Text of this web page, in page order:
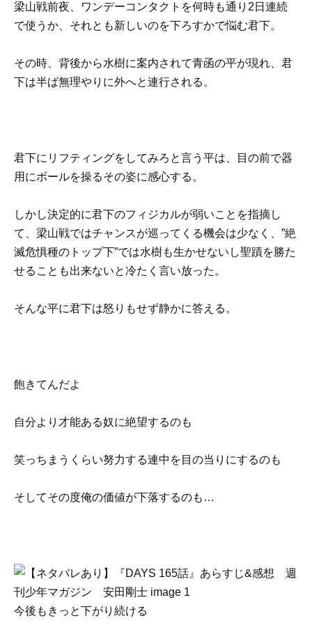
梁山戦前夜、ワンデーコンタクトを何時も通り2日連続
で使うか、それとも新しいのを下ろすかで悩む君下。
その時、背後から水樹に案内されて青函の平が現れ、君
下は半ば無理やりに外へと連行される。
君下にリフティングをしてみろと言う平は、目の前で器
用にボールを操るその姿に感心する。
しかし決定的に君下のフィジカルが弱いことを指摘し
て、梁山戦ではチャンスが巡ってくる機会は少なく、”絶
滅危惧種のトップ下”では水樹も生かせないし聖蹟を勝た
せることも出来ないと冷たく言い放った。
そんな平に君下は怒りもせず静かに答える。
飽きてんだよ
自分より才能ある奴に絶望するのも
笑っちまうくらい努力する連中を目の当りにするのも
そしてその度俺の価値が下落するのも…
今後もきっと下がり続ける